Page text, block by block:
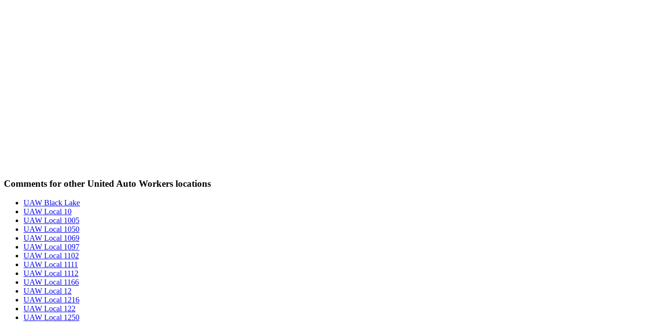
Comments for other United Auto Workers locations
UAW Black Lake
UAW Local 10
UAW Local 1005
UAW Local 1050
UAW Local 1069
UAW Local 1097
UAW Local 1102
UAW Local 1111
UAW Local 1112
UAW Local 1166
UAW Local 12
UAW Local 1216
UAW Local 122
UAW Local 1250